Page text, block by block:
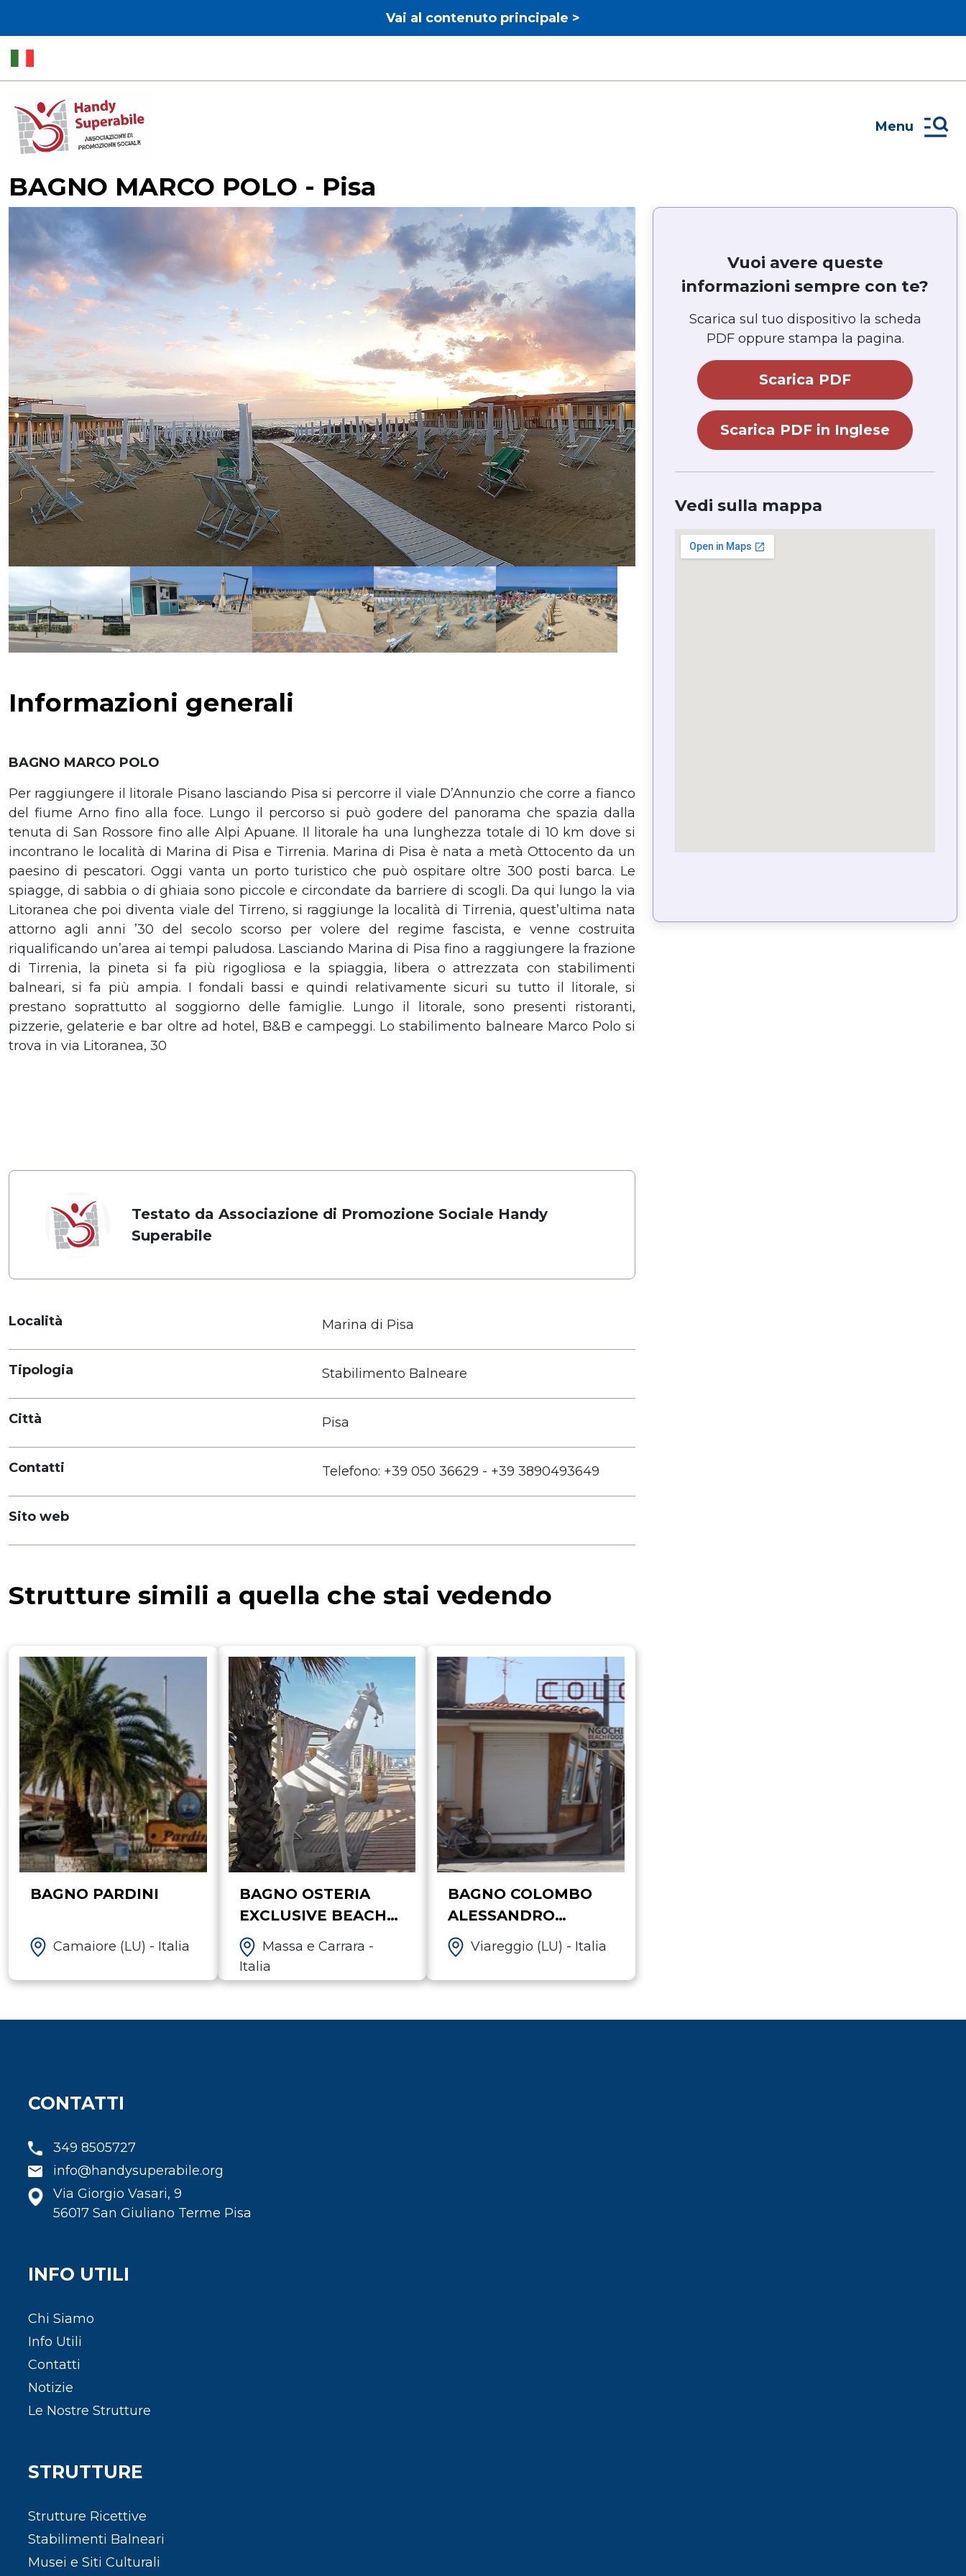
Vai al contenuto principale >
Menu
BAGNO MARCO POLO - Pisa
Informazioni generali
BAGNO MARCO POLO
Per raggiungere il litorale Pisano lasciando Pisa si percorre il viale D’Annunzio che corre a fianco
del fiume Arno fino alla foce. Lungo il percorso si può godere del panorama che spazia dalla
tenuta di San Rossore fino alle Alpi Apuane. Il litorale ha una lunghezza totale di 10 km dove si
incontrano le località di Marina di Pisa e Tirrenia. Marina di Pisa è nata a metà Ottocento da un
paesino di pescatori. Oggi vanta un porto turistico che può ospitare oltre 300 posti barca. Le
spiagge, di sabbia o di ghiaia sono piccole e circondate da barriere di scogli. Da qui lungo la via
Litoranea che poi diventa viale del Tirreno, si raggiunge la località di Tirrenia, quest’ultima nata
attorno agli anni ’30 del secolo scorso per volere del regime fascista, e venne costruita
riqualificando un’area ai tempi paludosa. Lasciando Marina di Pisa fino a raggiungere la frazione
di Tirrenia, la pineta si fa più rigogliosa e la spiaggia, libera o attrezzata con stabilimenti
balneari, si fa più ampia. I fondali bassi e quindi relativamente sicuri su tutto il litorale, si
prestano soprattutto al soggiorno delle famiglie. Lungo il litorale, sono presenti ristoranti,
pizzerie, gelaterie e bar oltre ad hotel, B&B e campeggi. Lo stabilimento balneare Marco Polo si
trova in via Litoranea, 30
Testato da Associazione di Promozione Sociale Handy
Superabile
Località Marina di Pisa
Tipologia Stabilimento Balneare
Città Pisa
Contatti Telefono: +39 050 36629 - +39 3890493649
Sito web
Strutture simili a quella che stai vedendo
BAGNO PARDINI
Camaiore (LU) - Italia
BAGNO OSTERIA
EXCLUSIVE BEACH
CLUB
Massa e Carrara -
Italia
BAGNO COLOMBO
ALESSANDRO
VIAREGGIO
Viareggio (LU) - Italia
Vuoi avere queste
informazioni sempre con te?
Scarica sul tuo dispositivo la scheda
PDF oppure stampa la pagina.
Scarica PDF
Scarica PDF in Inglese
Vedi sulla mappa
CONTATTI
349 8505727
info@handysuperabile.org
Via Giorgio Vasari, 9
56017 San Giuliano Terme Pisa
INFO UTILI
Chi Siamo
Info Utili
Contatti
Notizie
Le Nostre Strutture
STRUTTURE
Strutture Ricettive
Stabilimenti Balneari
Musei e Siti Culturali